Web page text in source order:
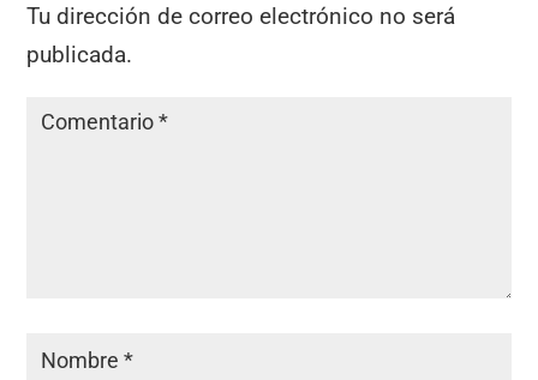
Tu dirección de correo electrónico no será
publicada.